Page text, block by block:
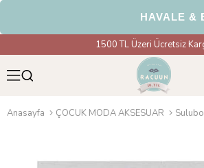
HAVALE &
1500 TL Üzeri Ücretsiz
Anasayfa ÇOCUK MODA AKSESUAR